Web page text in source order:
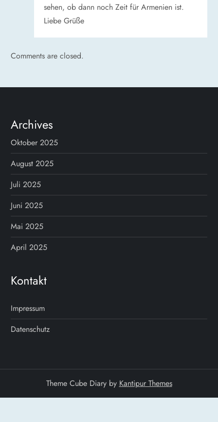
sehen, ob dann noch Zeit für Armenien ist.
Liebe Grüße
Comments are closed.
Archives
Oktober 2025
August 2025
Juli 2025
Juni 2025
Mai 2025
April 2025
Kontakt
Impressum
Datenschutz
Theme Cube Diary by Kantipur Themes